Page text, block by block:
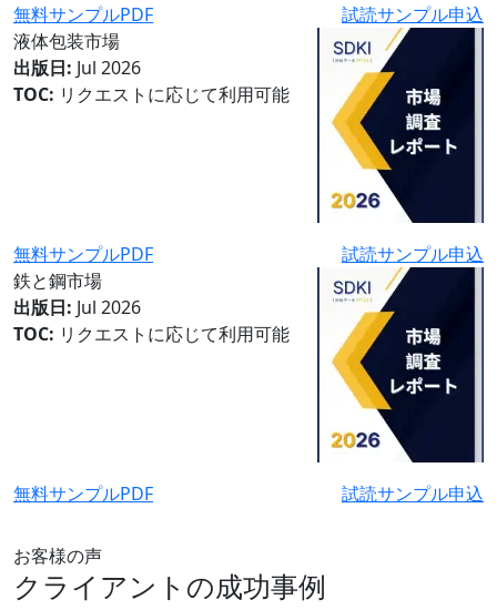
無料サンプルPDF
試読サンプル申込
液体包装市場
出版日: Jul 2026
TOC: リクエストに応じて利用可能
無料サンプルPDF
試読サンプル申込
鉄と鋼市場
出版日: Jul 2026
TOC: リクエストに応じて利用可能
無料サンプルPDF 試読サンプル申込
お客様の声
クライアントの成功事例